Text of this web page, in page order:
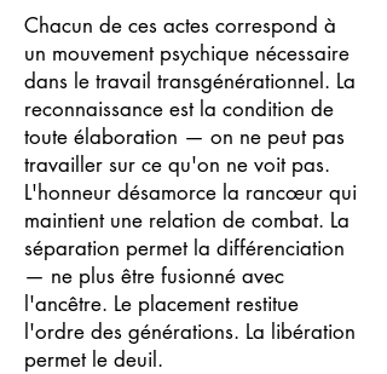
Chacun de ces actes correspond à
un mouvement psychique nécessaire
dans le travail transgénérationnel. La
reconnaissance est la condition de
toute élaboration — on ne peut pas
travailler sur ce qu'on ne voit pas.
L'honneur désamorce la rancœur qui
maintient une relation de combat. La
séparation permet la différenciation
— ne plus être fusionné avec
l'ancêtre. Le placement restitue
l'ordre des générations. La libération
permet le deuil.